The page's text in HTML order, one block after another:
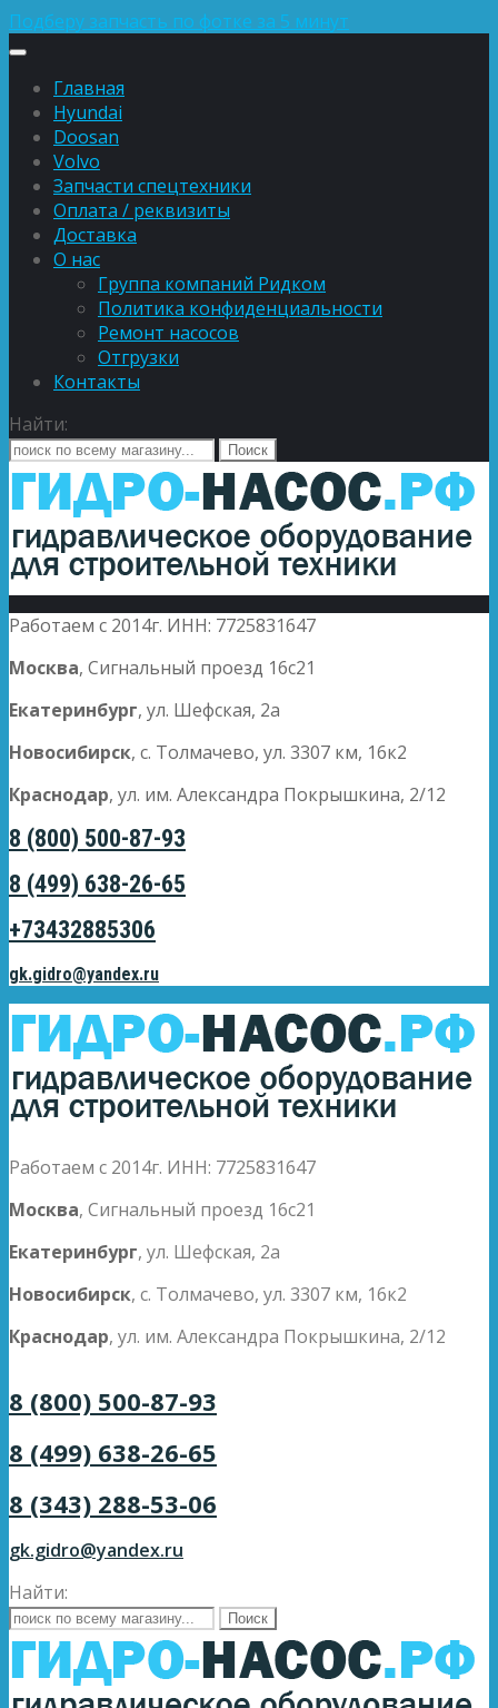
Подберу запчасть по фотке за 5 минут
Главная
Hyundai
Doosan
Volvo
Запчасти спецтехники
Оплата / реквизиты
Доставка
О нас
Группа компаний Ридком
Политика конфиденциальности
Ремонт насосов
Отгрузки
Контакты
Найти:
Работаем с 2014г. ИНН: 7725831647
Москва, Сигнальный проезд 16с21
Екатеринбург, ул. Шефская, 2а
Новосибирск, с. Толмачево, ул. 3307 км, 16к2
Краснодар, ул. им. Александра Покрышкина, 2/12
8 (800) 500-87-93
8 (499) 638-26-65
+73432885306
gk.gidro@yandex.ru
Работаем с 2014г. ИНН: 7725831647
Москва, Сигнальный проезд 16с21
Екатеринбург, ул. Шефская, 2а
Новосибирск, с. Толмачево, ул. 3307 км, 16к2
Краснодар, ул. им. Александра Покрышкина, 2/12
8 (800) 500-87-93
8 (499) 638-26-65
8 (343) 288-53-06
gk.gidro@yandex.ru
Найти: